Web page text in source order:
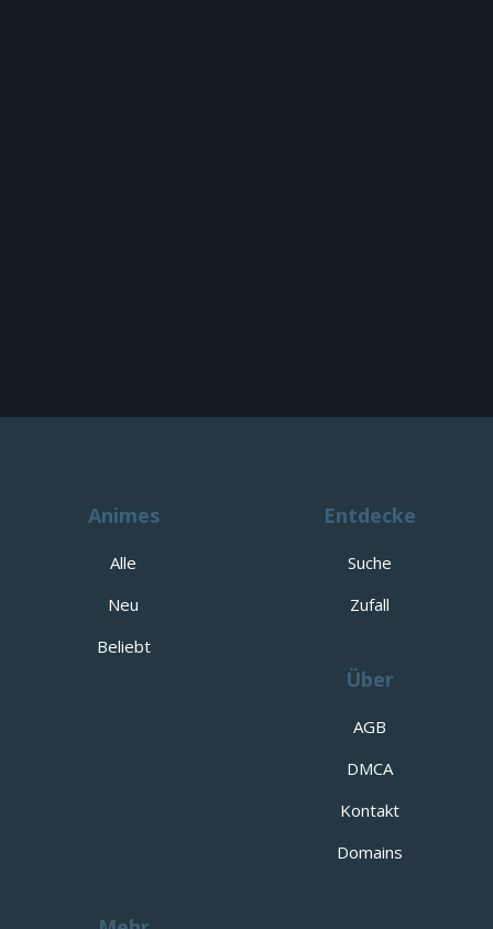
Animes
Alle
Neu
Beliebt
Entdecke
Suche
Zufall
Über
AGB
DMCA
Kontakt
Domains